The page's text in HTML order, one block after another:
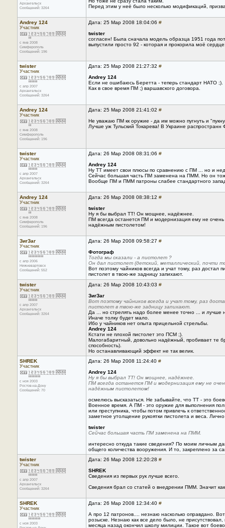
Архангельск
Сообщений: 3264
Перед этим у неё было несколько модификаций,
Andrey 124
Участник
с янв 2008
Симферополь
Сообщений: 196
Дата: 25 Мар 2008 18:04:06 #
twister
согласен! Была сначала модель образца 1951 года
выпустили просто 92 - которая и прокорила моё
twister
Участник
с апр 2007
Архангельск
Сообщений: 3264
Дата: 25 Мар 2008 21:27:32 #
Andrey 124
Если не ошибаюсь Беретта - теперь стандарт НАТО ;).
Как в свое время ПМ ;) варшавского договора.
Andrey 124
Участник
с янв 2008
Симферополь
Сообщений: 196
Дата: 25 Мар 2008 21:41:02 #
Не уважаю ПМ кк оружие - да им можно пугнуть и
Лучше уж Тульский Токарева! В Украине распространн
twister
Участник
с апр 2007
Архангельск
Сообщений: 3264
Дата: 26 Мар 2008 08:31:06 #
Andrey 124
Ну ТТ имеет свои плюсы по сравнению с ПМ ... но и
Сейчас большая часть ПМ заменена на ПММ. Но он
Вообще ПМ и ПММ патроны слабее стандартного
Andrey 124
Участник
с янв 2008
Симферополь
Сообщений: 196
Дата: 26 Мар 2008 08:38:12 #
twister
Ну я бы выбрал ТТ! Он мощнее, надёжнее.
ПМ всегда останется ПМ и модернизация ему не
надёжным пистолетом!
ЗигЗаг
Участник
с апр 2006
Нижневартовск
Сообщений: 552
Дата: 26 Мар 2008 09:58:27 #
Фотограф
Тогда мы сказали - а пистолет ?
Он дал пистолет (детский, металлический, почти
Вот поэтому чайников всегда и учат тому, раз достал
пистолет в твою-же задницу запихают.
twister
Участник
с апр 2007
Архангельск
Сообщений: 3264
Дата: 26 Мар 2008 10:43:03 #
ЗигЗаг
Вот поэтому чайников всегда и учат тому, раз
пистолет в твою-же задницу запихают.
Да ... но стрелять надо более менее точно ... и лучше
Иначе толку будет мало.
Ибо у чайников нет опыта прицельной стрельбы.
Andrey 124
Кстати не плохой пистолет это ПСМ ;).
Малогабаритный, довольно надёжный, пробивает те
способность).
Но останавливающий эффект не так велик.
SHREK
Участник
с ноя 2003
Ростов-на-Дону
Сообщений: 70
Дата: 26 Мар 2008 11:24:40 #
Andrey 124
Ну я бы выбрал ТТ! Он мощнее, надёжнее.
ПМ всегда останется ПМ и модернизация ему не
надёжным пистолетом!
осмелюсь высказаться. Не забывайте, что ТТ - это
Военное время. А ПМ - это оружие для выполнения
или преступника, чтобы потом привлечь к
заметное утолщение рукоятки пистолета и веса.
twister
Сейчас большая часть ПМ заменена на ПММ.
интересно откуда такие сведения? По моим личным
общего количества вооружения. И то, закреплено за
twister
Участник
с апр 2007
Архангельск
Сообщений: 3264
Дата: 26 Мар 2008 12:20:28 #
SHREK
Сведения из первых рук лучше всего.
Сведения брал со статей о внедрении ПММ. Значит
SHREK
Участник
с ноя 2003
Дата: 26 Мар 2008 12:34:40 #
А про 12 патронов.... незнаю насколько оправдано.
розыске. Незнаю как все дело было, не
месяца назад окончил школу милиции. Такое вот